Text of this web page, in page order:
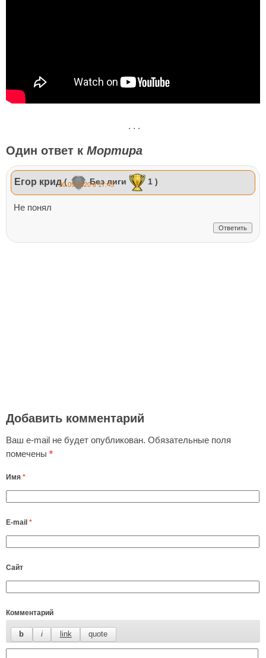
. . .
Один ответ к Мортира
Егор крид ( Без лиги 1 )
30.09.2020 в 17:43
Не понял
Ответить
Добавить комментарий
Ваш e-mail не будет опубликован. Обязательные поля
помечены *
Имя *
E-mail *
Сайт
Комментарий